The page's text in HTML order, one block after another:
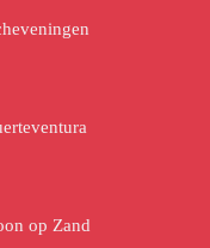
op Zand